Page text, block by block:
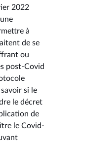
2022
à
de se
ou
post-Covid
si le
le décret
de
le Covid-